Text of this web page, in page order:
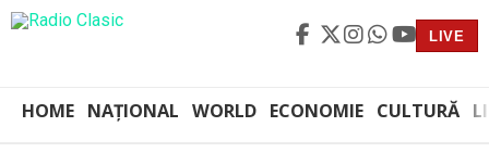
LIVE
HOME NAȚIONAL WORLD ECONOMIE CULTURĂ